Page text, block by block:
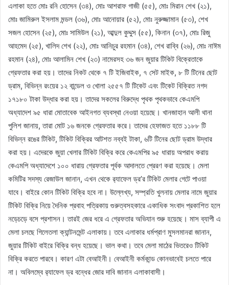
এলাকা হতে মোঃ রনি হোসেন (৩৪), মোঃ আশরাফ গাজী (৫৫), মোঃ মিরান শেখ (২১),
মোঃ জামিরুল ইসলাম মন্ডল (৩৬), মোঃ আনোয়ার (৫২), মোঃ নুরুজ্জামান (৫৩), শেখ
সজল হোসেন (২৫), মোঃ সামিউল (২১), আব্দুল কুদ্দুস (৫৫), কিনান (৩৭), মোঃ রিজু
আহমেদ (২৫), খালিদ শেখ (২২), মোঃ আনিচুর রহমান (৩৪), শেখ রাব্বি (২৬), মোঃ নাঈম
রহমান (২৪), মোঃ আলামিন শেখ (২৩) নামেরসহ ৩৬ জন জুয়ার টিকিট বিক্রেতাকে
গ্রেফতার করা হয়। তাদের নিকট থেকে ৭ টি ইজিবাইক, ৭ সেট মাইক, ৮ টি টিনের ছোট
ড্রাম, বিভিন্ন রংয়ের ১২ বান্ডেল ও খোলা ২৫৫৭ টি টিকেট এবং টিকেট বিক্রিত নগদ
১৭১৮০ টাকা উদ্ধার করা হয়। তাদের সকলের বিরুদ্ধে পৃথক পৃথকভাবে কেএমপি
অধ্যাদেশ ৯৫ ধারা মোতাবেক আইনগত ব্যবস্থা নেওয়া হয়েছে। খানজাহান আলী থানা
পুলিশ জানায়, তারা মোট ১৬ জনকে গ্রেফতার করে। তাদের হেফাজত হতে ১১৮৮ টি
বিভিন্ন রঙের টিকিট, টিকিট বিক্রির আটশত নব্বই টাকা, ৬টি টিনের ছোট ড্রাম উদ্ধার
করা হয়। এদেরকে জুয়া খেলার টিকিট বিক্রি করে কেএমপির ৯৫ ধারায় অপরাধ করায়
কেএমপি অধ্যাদেশে ১০০ ধারায় গ্রেফতার পূর্বক আদালতে প্রেরণ করা হয়েছে। মেলা
কমিটির সদস্য রেজাউল জানান, এখন থেকে র‌্যাফেল ড্র’র টিকিট মেলার গেটে পাওয়া
যাবে। বাইরে কোন টিকিট বিক্রি হবে না। উল্লেখ্য, সম্প্রতি খুলনায় মেলার নামে জুয়ার
টিকিট বিক্রি নিয়ে দৈনিক প্রবাহ পত্রিকায় গুরুত্বসহকারে একাধিক সংবাদ প্রকাশিত হলে
নড়েচড়ে বসে প্রশাসন। তারই জের ধরে এ গ্রেফতার অভিযান শুরু হয়েছে। মাস ব্যাপী এ
মেলা চলছে গিলেতলা ক্যান্টনমেন্ট এলাকায়। তবে এলাকার ধর্মপ্রাণ মুসলমানরা জানান,
জুয়ার টিকিট বাইরে বিক্রি বন্ধ হয়েছে। ভাল কথা। তবে মেলা মাঠের ভিতরেও টিকিট
বিক্রি করতে পারবে। কারণ এটা বেআইনী। বেআইনী কর্মকান্ড কোনভাবেই চলতে পারে
না। অবিলম্বে র‌্যাফেল ড্র বন্ধের জোর দাবি জানান এলাকাবাসী।